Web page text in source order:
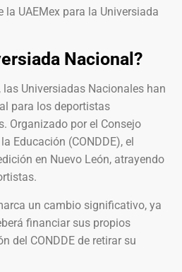
Nacional?
Universiadas Nacionales han
para los deportistas
Organizado por el Consejo
Educación (CONDDE), el
en Nuevo León, atrayendo
un cambio significativo, ya
financiar sus propios
del CONDDE de retirar su